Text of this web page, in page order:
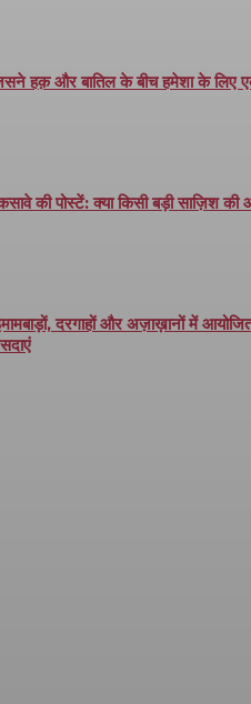
हक़ और बातिल के बीच हमेशा के लिए
की पोस्टें: क्या किसी बड़ी साज़िश की
दरगाहों और अज़ाख़ानों में